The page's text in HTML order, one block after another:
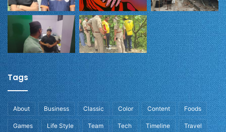
Tags
About Business Classic Color Content Foods
Games Life Style Team Tech Timeline Travel